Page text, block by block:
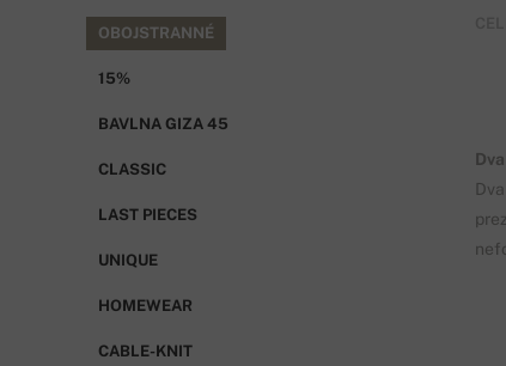
OBOJSTRANNÉ
15%
BAVLNA GIZA 45
CLASSIC
LAST PIECES
UNIQUE
HOMEWEAR
CABLE-KNIT